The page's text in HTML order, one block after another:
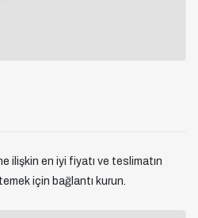
ilişkin en iyi fiyatı ve teslimatın
için bağlantı kurun.